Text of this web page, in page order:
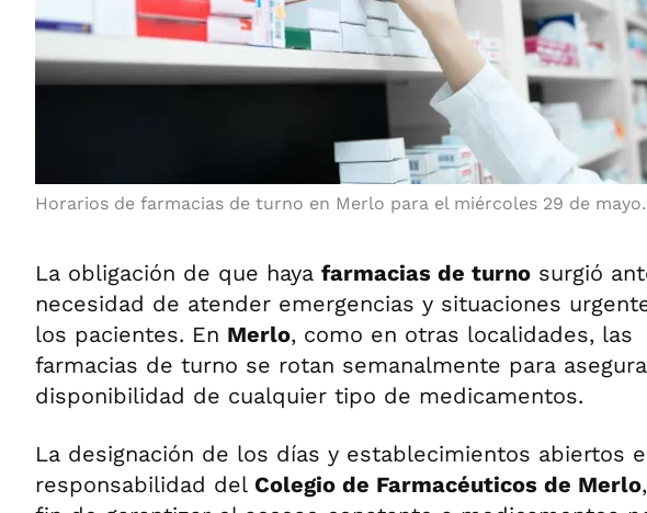
Horarios de farmacias de turno en Merlo para el miércoles 29 de mayo.
La obligación de que haya farmacias de turno surgió
necesidad de atender emergencias y situaciones
los pacientes. En Merlo, como en otras localidades, las
farmacias de turno se rotan semanalmente para
disponibilidad de cualquier tipo de medicamentos.
La designación de los días y establecimientos abiertos
responsabilidad del Colegio de Farmacéuticos de Merlo